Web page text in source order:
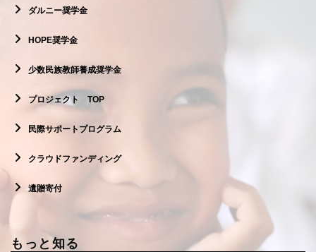
ダルニー奨学金
HOPE奨学金
少数民族教師養成奨学金
プロジェクト TOP
民際サポートプログラム
クラウドファンディング
遺贈寄付
もっと知る